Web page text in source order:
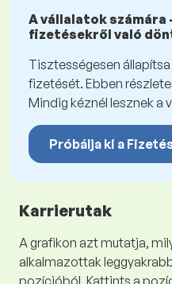
A vállalatok számára
fizetésekről való
Tisztességesen
fizetését. Ebben
Mindig kéznél lesznek
Próbálja ki a
Karrierutak
A grafikon azt mutatja,
alkalmazottak